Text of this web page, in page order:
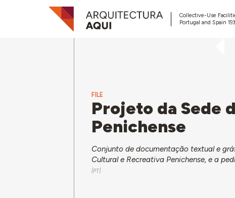
Collective-Use
Portugal and Spain
FILE
Projeto da Sede
Penichense
Conjunto de documentação textual e
Cultural e Recreativa Penichense, e a